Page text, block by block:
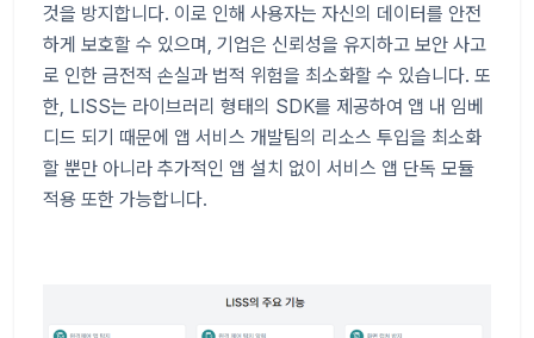
것을 방지합니다. 이로 인해 사용자는 자신의 데이터를 안전
하게 보호할 수 있으며, 기업은 신뢰성을 유지하고 보안 사고
로 인한 금전적 손실과 법적 위험을 최소화할 수 있습니다. 또
한, LISS는 라이브러리 형태의 SDK를 제공하여 앱 내 임베
디드 되기 때문에 앱 서비스 개발팀의 리소스 투입을 최소화
할 뿐만 아니라 추가적인 앱 설치 없이 서비스 앱 단독 모듈
적용 또한 가능합니다.